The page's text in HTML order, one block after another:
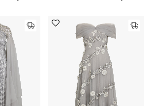
أبرز المصممين
تسوقوا الأحذية
الجمال